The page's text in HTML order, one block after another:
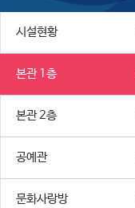
시설현황
본관 1층
본관 2층
공예관
문화사랑방